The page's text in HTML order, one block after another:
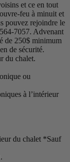
et ce en tout
feu à minuit et
pouvez rejoindre le
7057. Advenant
de 250$ minimum
de sécurité.
du chalet.
ou
à l’intérieur
du chalet *Sauf